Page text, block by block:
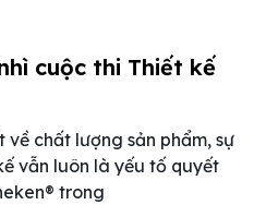
cuộc thi Thiết kế
về chất lượng sản phẩm, sự
vẫn luôn là yếu tố quyết
trong